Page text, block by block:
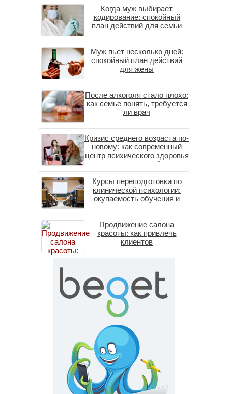
Когда муж выбирает
кодирование: спокойный
план действий для семьи
Муж пьет несколько дней:
спокойный план действий
для жены
После алкоголя стало плохо:
как семье понять, требуется
ли врач
Кризис среднего возраста по-
новому: как современный
центр психического здоровья
помогает пересобрать
личность без таблеток
(методы ДПДГ и КПТ)
Курсы переподготовки по
клинической психологии:
окупаемость обучения и
специалистов в 2026 году
Продвижение салона
красоты: как привлечь
клиентов